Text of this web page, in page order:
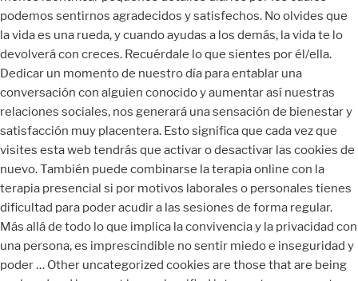
podemos sentirnos agradecidos y satisfechos. No olvides que
la vida es una rueda, y cuando ayudas a los demás, la vida te lo
devolverá con creces. Recuérdale lo que sientes por él/ella.
Dedicar un momento de nuestro día para entablar una
conversación con alguien conocido y aumentar así nuestras
relaciones sociales, nos generará una sensación de bienestar y
satisfacción muy placentera. Esto significa que cada vez que
visites esta web tendrás que activar o desactivar las cookies de
nuevo. También puede combinarse la terapia online con la
terapia presencial si por motivos laborales o personales tienes
dificultad para poder acudir a las sesiones de forma regular.
Más allá de todo lo que implica la convivencia y la privacidad con
una persona, es imprescindible no sentir miedo e inseguridad y
poder … Other uncategorized cookies are those that are being